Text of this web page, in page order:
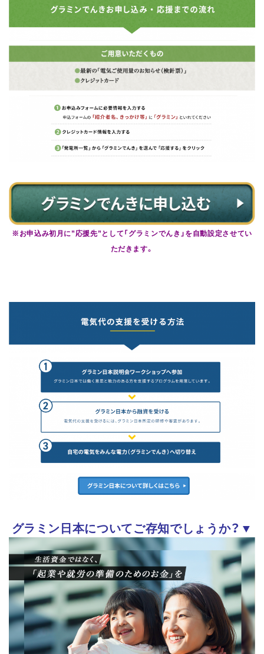
※お申込み初月に”応援先”として「グラミンでんき」を自動設定させてい
ただきます。
グラミン日本についてご存知でしょうか？▼